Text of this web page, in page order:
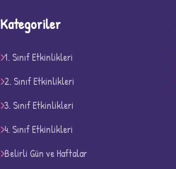
Kategoriler
1. Sınıf Etkinlikleri
2. Sınıf Etkinlikleri
3. Sınıf Etkinlikleri
4. Sınıf Etkinlikleri
Belirli Gün ve Haftalar